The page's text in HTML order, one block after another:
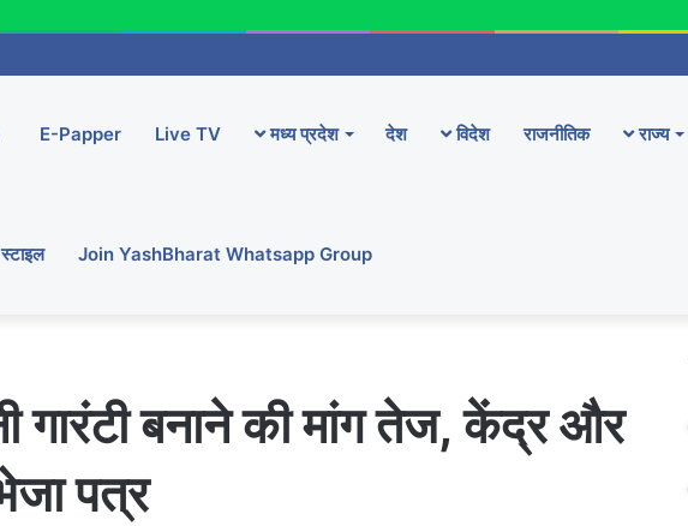
main
E-Papper Live TV मध्य प्रदेश देश विदेश राजनीतिक राज्य
Join YashBharat Whatsapp Group
गारंटी बनाने की मांग तेज, केंद्र और
पत्र